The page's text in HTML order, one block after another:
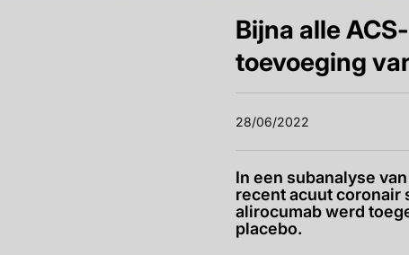
Bijna alle
toevoeging
28/06/2022
In een subanalyse
recent acuut coronair
alirocumab werd
placebo.